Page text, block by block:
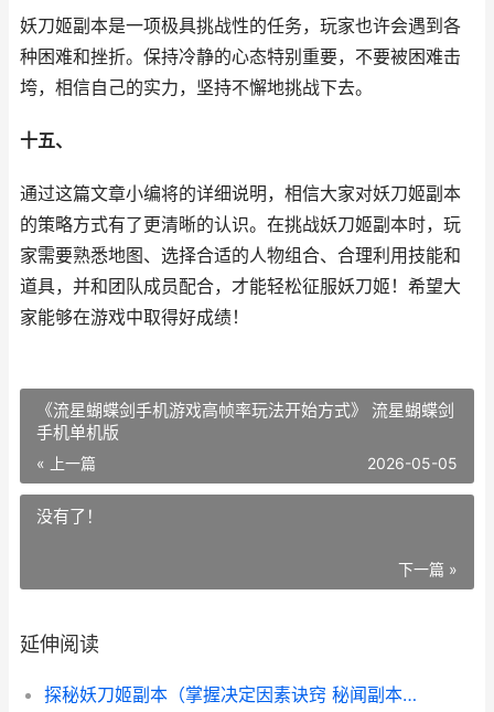
妖刀姬副本是一项极具挑战性的任务，玩家也许会遇到各
种困难和挫折。保持冷静的心态特别重要，不要被困难击
垮，相信自己的实力，坚持不懈地挑战下去。
十五、
通过这篇文章小编将的详细说明，相信大家对妖刀姬副本
的策略方式有了更清晰的认识。在挑战妖刀姬副本时，玩
家需要熟悉地图、选择合适的人物组合、合理利用技能和
道具，并和团队成员配合，才能轻松征服妖刀姬！希望大
家能够在游戏中取得好成绩！
《流星蝴蝶剑手机游戏高帧率玩法开始方式》 流星蝴蝶剑
手机单机版
« 上一篇 2026-05-05
没有了！
下一篇 »
延伸阅读
探秘妖刀姬副本（掌握决定因素诀窍 秘闻副本妖刀姬十层怎么过